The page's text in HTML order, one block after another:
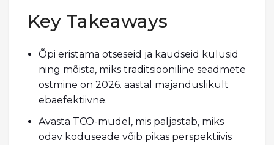
Key Takeaways
Õpi eristama otseseid ja kaudseid kulusid
ning mõista, miks traditsiooniline seadmete
ostmine on 2026. aastal majanduslikult
ebaefektiivne.
Avasta TCO-mudel, mis paljastab, miks
odav koduseade võib pikas perspektiivis